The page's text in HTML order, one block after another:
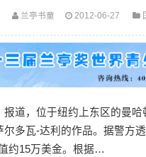
兰亭书童 2012-06-27
道，位于纽约上东区的曼
多瓦-达利的作品。据警方
约15万美金。根据…